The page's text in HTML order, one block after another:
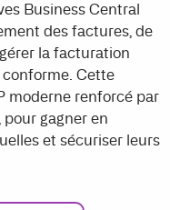
Business Central
des factures, de
la facturation
Cette
moderne renforcé par
gagner en
et sécuriser leurs